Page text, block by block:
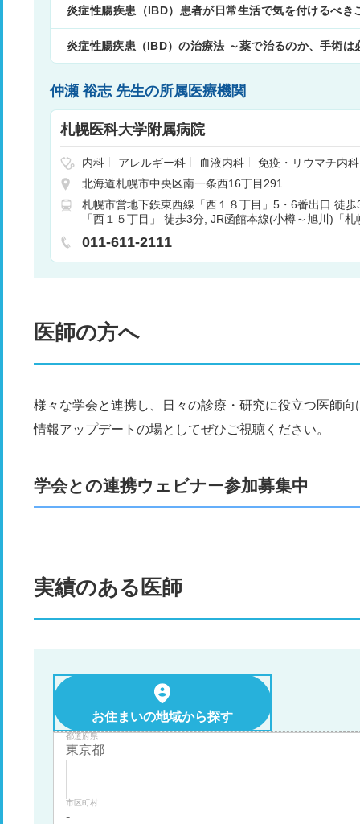
炎症性腸疾患（IBD）患者が日常生活で気を付けるべ
炎症性腸疾患（IBD）の治療法 ～薬で治るのか、手術は
仲瀬 裕志 先生の所属医療機関
札幌医科大学附属病院
内科 アレルギー科 血液内科
免疫・リウマチ内科
神経内科
脳神経外科 呼吸器外科
外科
小児科 整形外科 形成外科
産婦人科
眼科 耳鼻咽喉科
リハビリテーショ
科口腔外科
麻酔科 乳腺外科 呼吸器内科
循環
消化器内科
内分泌内科
診断科
放射線治療科
北海道札幌市中央区南一条西16丁目291
札幌市営地下鉄東西線「西１８丁目」5・6番出口 徒歩
「西１５丁目」 徒歩3分 JR函館本線(小樽～旭川)「札
011-611-2111
医師の方へ
様々な学会と連携し、日々の診療・研究に役立つ医師
情報アップデートの場としてぜひご視聴ください。
学会との連携ウェビナー参加募集中
実績のある医師
お住まいの地域から探す
都道府県
市区町村